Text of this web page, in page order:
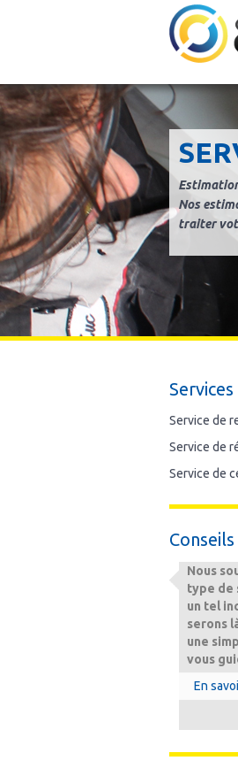
Nos
traiter
Services
Service de
Service de
Service de
Nous
type de
un tel
serons
une
vous
En